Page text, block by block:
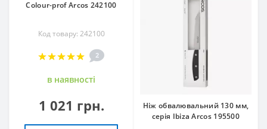
Сolour-prof Arcos 242100
Код товару: 242100
2
в наявностi
1 021 грн.
Ніж обвалювальний 130 мм,
серія Ibiza Arcos 195500